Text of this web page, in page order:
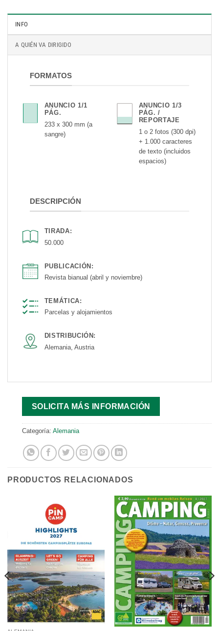
INFO
A QUIÉN VA DIRIGIDO
FORMATOS
ANUNCIO 1/1
PÁG.
233 x 300 mm (a
sangre)
ANUNCIO 1/3
PÁG. /
REPORTAJE
1 o 2 fotos (300 dpi)
+ 1.000 caracteres
de texto (incluidos
espacios)
DESCRIPCIÓN
TIRADA:
50.000
PUBLICACIÓN:
Revista bianual (abril y noviembre)
TEMÁTICA:
Parcelas y alojamientos
DISTRIBUCIÓN:
Alemania, Austria
SOLICITA MÁS INFORMACIÓN
Categoría: Alemania
PRODUCTOS RELACIONADOS